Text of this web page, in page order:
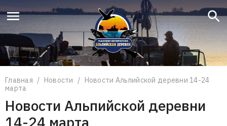
Главная / Новости / Новости Альпийской деревни 14-24
марта
Новости Альпийской деревни
14-24 марта
Что вы ищете?
Поиск